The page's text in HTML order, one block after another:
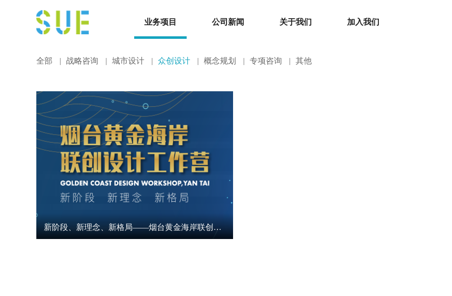
业务项目 公司新闻 关于我们 加入我们
全部 | 战略咨询 | 城市设计 | 众创设计 | 概念规划 | 专项咨询 | 其他
新阶段、新理念、新格局——烟台黄金海岸联创设计工作营